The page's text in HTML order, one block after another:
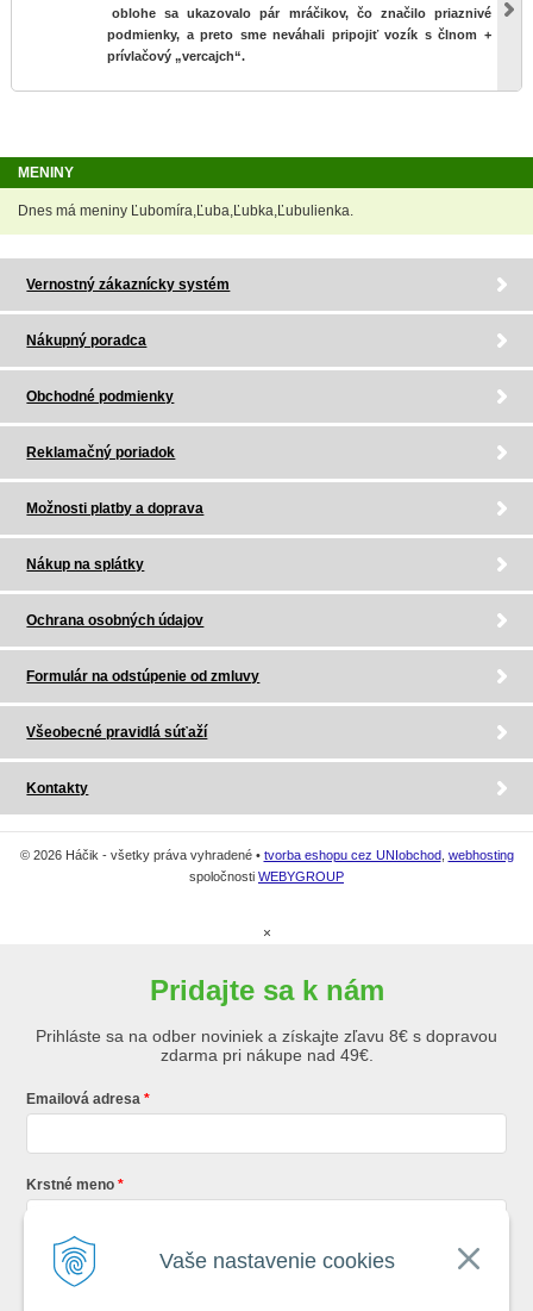
Vaše nastavenie cookies
oblohe sa ukazovalo pár mráčikov, čo značilo priaznivé
podmienky, a preto sme neváhali pripojiť vozík s člnom +
prívlačový „vercajch“.
MENINY
Dnes má meniny Ľubomíra,Ľuba,Ľubka,Ľubulienka.
Vernostný zákaznícky systém
Nákupný poradca
Obchodné podmienky
Reklamačný poriadok
Možnosti platby a doprava
Nákup na splátky
Ochrana osobných údajov
Formulár na odstúpenie od zmluvy
Všeobecné pravidlá súťaží
Kontakty
© 2026 Háčik - všetky práva vyhradené • tvorba eshopu cez UNIobchod, webhosting
spoločnosti WEBYGROUP
×
Pridajte sa k nám
Prihláste sa na odber noviniek a získajte zľavu 8€ s dopravou
zdarma pri nákupe nad 49€.
Emailová adresa
Krstné meno
Registráciou súhlasíte so